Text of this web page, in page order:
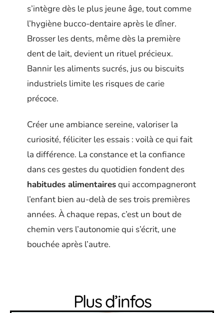
s’intègre dès le plus jeune âge, tout comme
l’hygiène bucco-dentaire après le dîner.
Brosser les dents, même dès la première
dent de lait, devient un rituel précieux.
Bannir les aliments sucrés, jus ou biscuits
industriels limite les risques de carie
précoce.
Créer une ambiance sereine, valoriser la
curiosité, féliciter les essais : voilà ce qui fait
la différence. La constance et la confiance
dans ces gestes du quotidien fondent des
habitudes alimentairesqui accompagneront
l’enfant bien au-delà de ses trois premières
années. À chaque repas, c’est un bout de
chemin vers l’autonomie qui s’écrit, une
bouchée après l’autre.
Plus d’infos